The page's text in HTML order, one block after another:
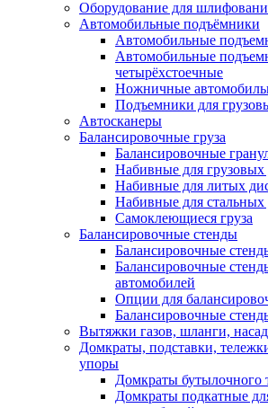
Оборудование для
Автомобильные подъёмники
Автомобильные
Автомобильные
четырёхстоечные
Ножничные
Подъемники для
Автосканеры
Балансировочные груза
Балансировочные
Набивные для грузовых
Набивные для литых
Набивные для стальных
Самоклеющиеся груза
Балансировочные стенды
Балансировочные
Балансировочные
автомобилей
Опции для
Балансировочные
Вытяжки газов, шланги,
Домкраты, подставки,
упоры
Домкраты бутылочного
Домкраты подкатные